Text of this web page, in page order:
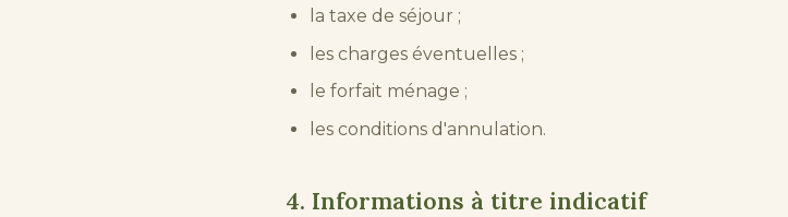
la taxe de séjour ;
les charges éventuelles ;
le forfait ménage ;
les conditions d'annulation.
4. Informations à titre indicatif